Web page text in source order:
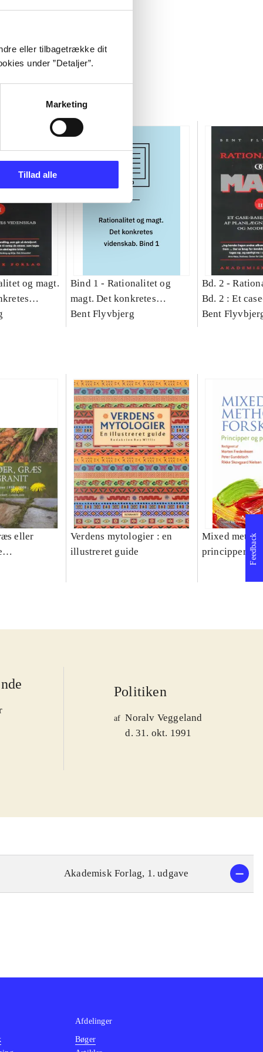
eller tilbagetrække dit
under ”Detaljer”.
Marketing
Tillad alle
og magt.
Bind 1 - Rationalitet og
magt. Det konkretes
videnskab. Bind 1
Bent Flyvbjerg
Bd. 2 -
Bd. 2 : Et
studie af
Bent
eller
Verdens mytologier : en
illustreret guide
Mixed
principper og
Politiken
af Noralv Veggeland
d. 31. okt. 1991
Akademisk Forlag, 1. udgave
Feedback
Afdelinger
Bøger